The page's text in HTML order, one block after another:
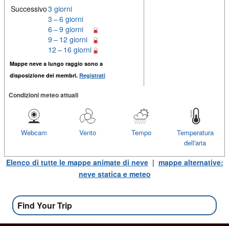
Successivo3 giorni
3 – 6 giorni
6 – 9 giorni
9 – 12 giorni
12 – 16 giorni
Mappe neve a lungo raggio sono a
disposizione dei membri. Registrati
Condizioni meteo attuali
Temperatura
dell'aria
Tempo
Vento
Webcam
Elenco di tutte le mappe animate di neve| mappe alternative:
neve statica e meteo
Find Your Trip